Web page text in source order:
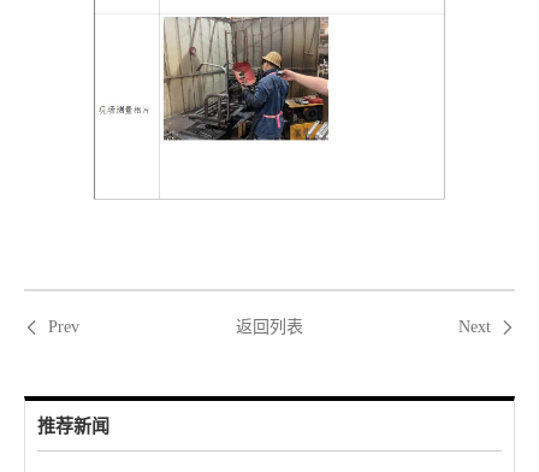
Prev 返回列表 Next
推荐新闻